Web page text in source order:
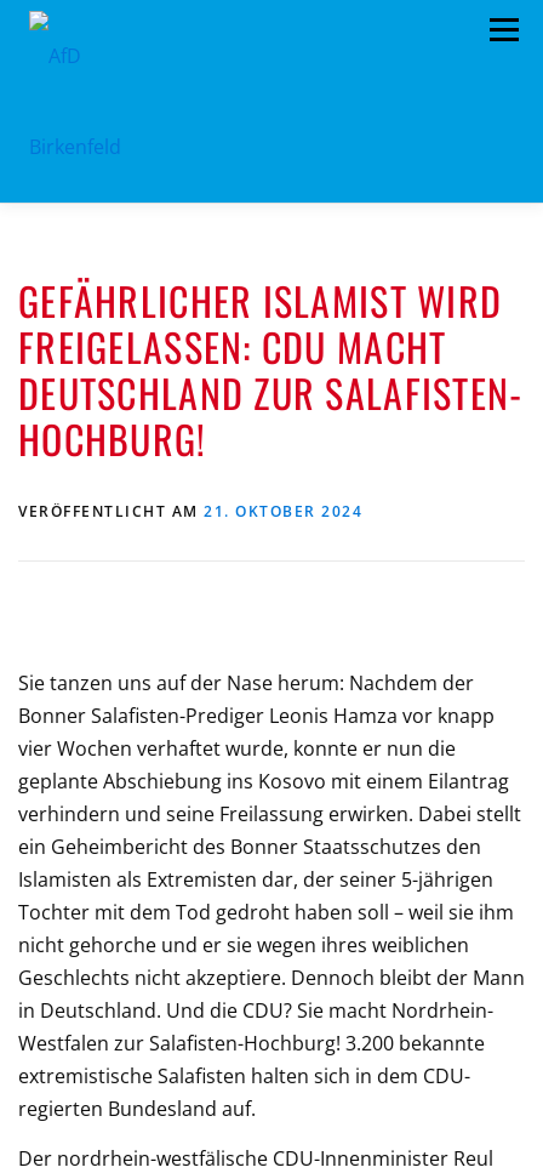
Zum
Menü
AKTUELLES TERMINE MITMACHEN!
KONTAKT
GEFÄHRLICHER ISLAMIST WIRD
FREIGELASSEN: CDU MACHT
DEUTSCHLAND ZUR SALAFISTEN-
HOCHBURG!
VERÖFFENTLICHT AM 21. OKTOBER 2024
Sie tanzen uns auf der Nase herum: Nachdem der
Bonner Salafisten-Prediger Leonis Hamza vor knapp
vier Wochen verhaftet wurde, konnte er nun die
geplante Abschiebung ins Kosovo mit einem Eilantrag
verhindern und seine Freilassung erwirken. Dabei stellt
ein Geheimbericht des Bonner Staatsschutzes den
Islamisten als Extremisten dar, der seiner 5-jährigen
Tochter mit dem Tod gedroht haben soll – weil sie ihm
nicht gehorche und er sie wegen ihres weiblichen
Geschlechts nicht akzeptiere. Dennoch bleibt der Mann
in Deutschland. Und die CDU? Sie macht Nordrhein-
Westfalen zur Salafisten-Hochburg! 3.200 bekannte
extremistische Salafisten halten sich in dem CDU-
regierten Bundesland auf.
Der nordrhein-westfälische CDU-Innenminister Reul